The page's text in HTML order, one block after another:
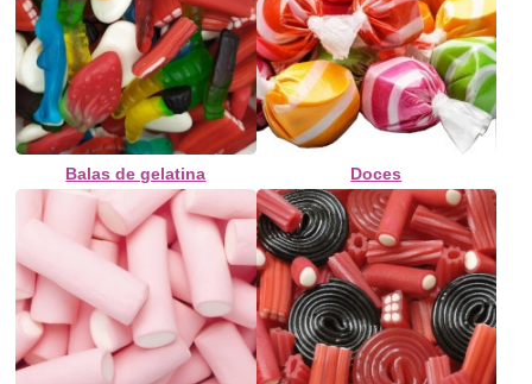
Balas de gelatina Doces